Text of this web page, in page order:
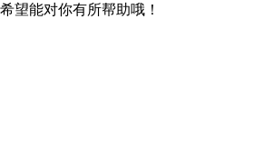
望能对你有所帮助哦！